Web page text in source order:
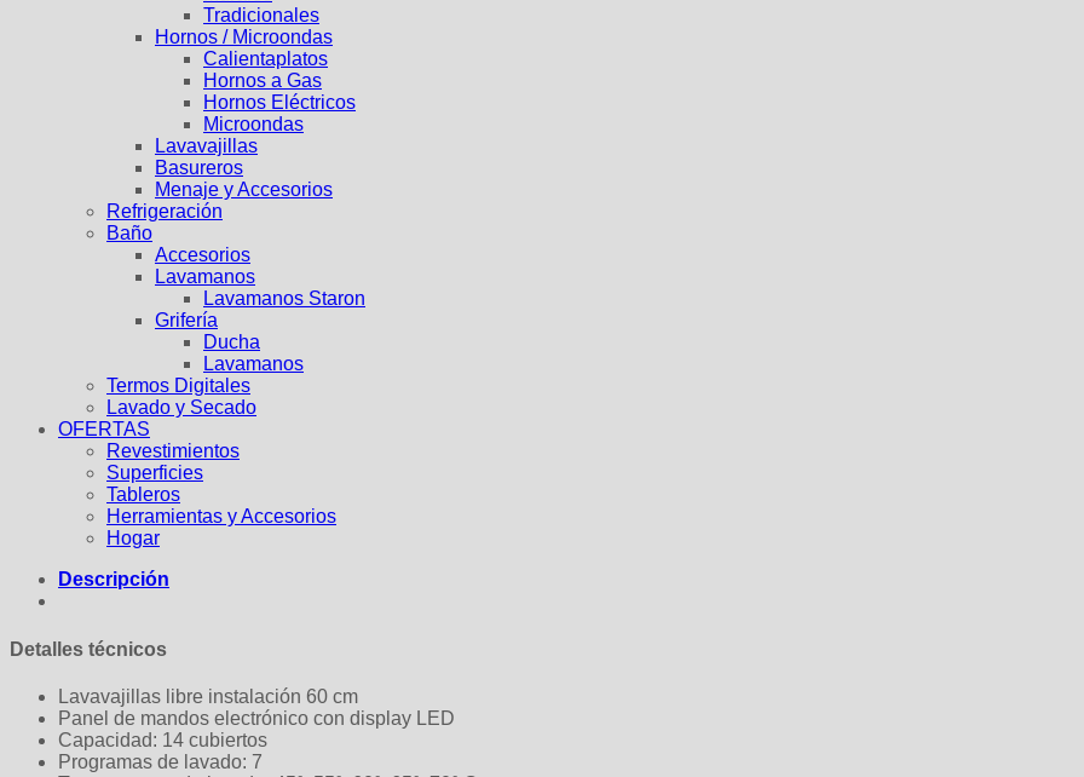
Tradicionales
Hornos / Microondas
Calientaplatos
Hornos a Gas
Hornos Eléctricos
Microondas
Lavavajillas
Basureros
Menaje y Accesorios
Refrigeración
Baño
Accesorios
Lavamanos
Lavamanos Staron
Grifería
Ducha
Lavamanos
Termos Digitales
Lavado y Secado
OFERTAS
Revestimientos
Superficies
Tableros
Herramientas y Accesorios
Hogar
Descripción
Detalles técnicos
Lavavajillas libre instalación 60 cm
Panel de mandos electrónico con display LED
Capacidad: 14 cubiertos
Programas de lavado: 7